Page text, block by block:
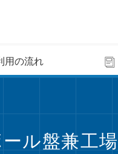
用の流れ
ール盤兼